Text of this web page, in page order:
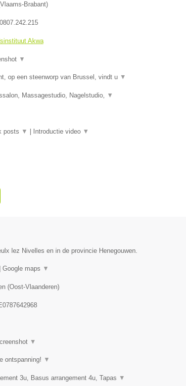
Vlaams-Brabant)
0807.242.215
Akwa
▼
op een steenworp van Brussel, vindt u ▼
Massagestudio, Nagelstudio, ▼
posts ▼ Introductie video ▼
lez Nivelles en in de provincie Henegouwen.
Google maps ▼
(Oost-Vlaanderen)
▼
ontspanning! ▼
3u, Basus arrangement 4u, Tapas ▼